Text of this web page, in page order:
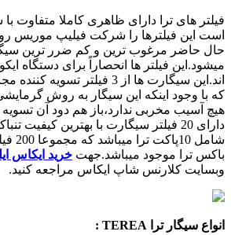
فیلتر های ترا دارای ظاهری کاملا متفاوت
است این فیلترها را شرکت فیلیپ موریس
حال حاضر مرغوب ترین و کم ضرر ترین
میشود.این فیلتر ها انحصاراً برای دستگاه
اند.این سیگارت ها از 3 فیلتر
که با وجود اینکه این سیگار به روش
هیچ آسیب مخربی ندارد،باز هم دود آن تسویه
دارای 20 فیلتر سیگارت با بهترین
شامل
باکس ترا موجود میباشد.جهت خرید ایکاس
وبسایت کلارنس شاپ ایکاس مراجعه کنید.
انواع سیگار ترا TEREA :